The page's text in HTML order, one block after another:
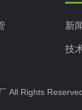
新
技
All Rights